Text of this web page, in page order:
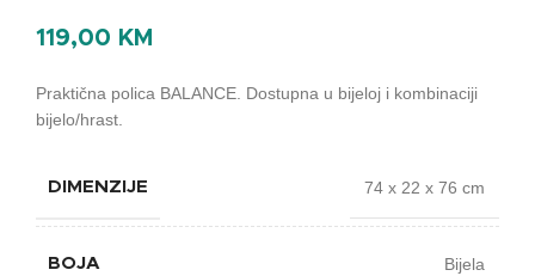
119,00 KM
Praktična polica BALANCE. Dostupna u bijeloj i kombinaciji
bijelo/hrast.
DIMENZIJE 74 x 22 x 76 cm
BOJA Bijela